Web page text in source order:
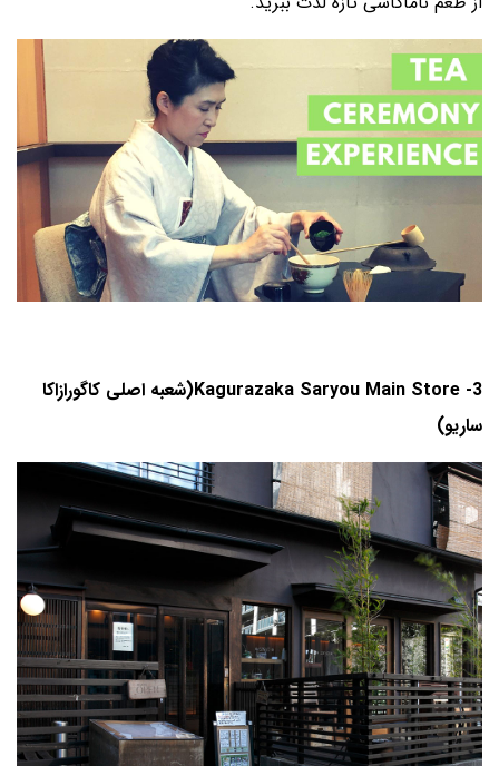
3- Kagurazaka Saryou Main Store(شعبه اصلی کاگورازاکا
ساریو)